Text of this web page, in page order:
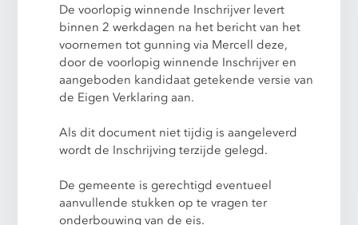
De voorlopig winnende Inschrijver levert
binnen 2 werkdagen na het bericht van het
voornemen tot gunning via Mercell deze,
door de voorlopig winnende Inschrijver en
aangeboden kandidaat getekende versie van
de Eigen Verklaring aan.
Als dit document niet tijdig is aangeleverd
wordt de Inschrijving terzijde gelegd.
De gemeente is gerechtigd eventueel
aanvullende stukken op te vragen ter
onderbouwing van de eis.